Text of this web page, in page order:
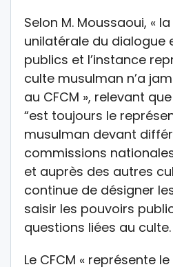
Selon M. Moussaoui, «
unilatérale du dialogue
publics et l’instance
culte musulman n’a
au CFCM », relevant
“est toujours le
musulman devant
commissions
et auprès des autres
continue de désigner
saisir les pouvoirs
questions liées au culte.
Le CFCM « représente